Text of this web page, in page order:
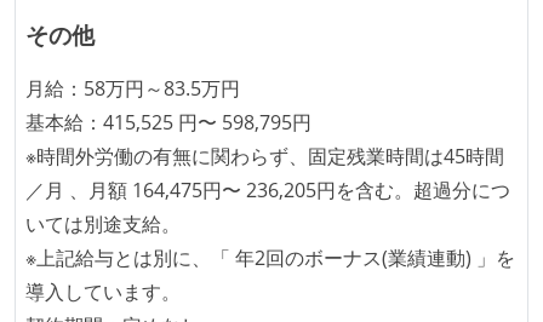
その他
月給：58万円～83.5万円
基本給：415,525 円〜 598,795円
※時間外労働の有無に関わらず、固定残業時間は45時間
／月 、月額 164,475円〜 236,205円を含む。超過分につ
いては別途支給。
※上記給与とは別に、「 年2回のボーナス(業績連動) 」を
導入しています。